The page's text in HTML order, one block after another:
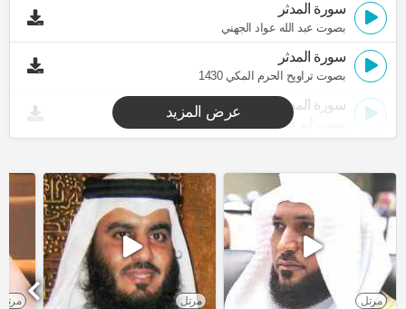
سورة المدثر
بصوت عبد الله عواد الجهني
سورة المدثر
بصوت تراويح الحرم المكي 1430
سورة المدثر
بصوت أبو عبد الله المظفر
عرض المزيد
مرتل مرتل مرتل